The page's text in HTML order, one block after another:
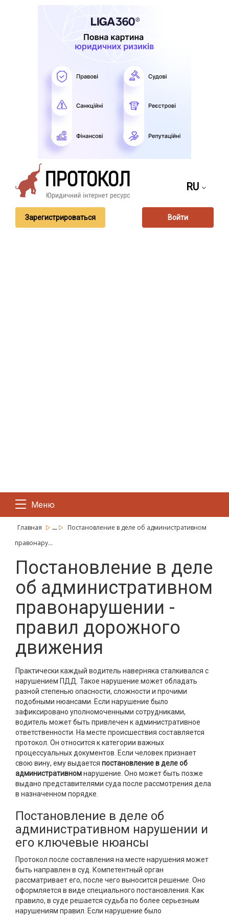
RU
Зарегистрироваться Войти
Меню
Главная ...
Постановление в деле об административном
правонару...
Постановление в деле
об административном
правонарушении -
правил дорожного
движения
Практически каждый водитель наверняка сталкивался с
нарушением ПДД. Такое нарушение может обладать
разной степенью опасности, сложности и прочими
подобными нюансами. Если нарушение было
зафиксировано уполномоченными сотрудниками,
водитель может быть привлечен к административное
ответственности. На месте происшествия составляется
протокол. Он относится к категории важных
процессуальных документов. Если человек признает
свою вину, ему выдается постановление в деле об
административномнарушение. Оно может быть позже
выдано представителями суда после рассмотрения дела
в назначенном порядке.
Постановление в деле об
административном нарушении и
его ключевые нюансы
Протокол после составления на месте нарушения может
быть направлен в суд. Компетентный орган
рассматривает его, после чего выносится решение. Оно
оформляется в виде специального постановления. Как
правило, в суде решается судьба по более серьезным
нарушениям правил. Если нарушение было